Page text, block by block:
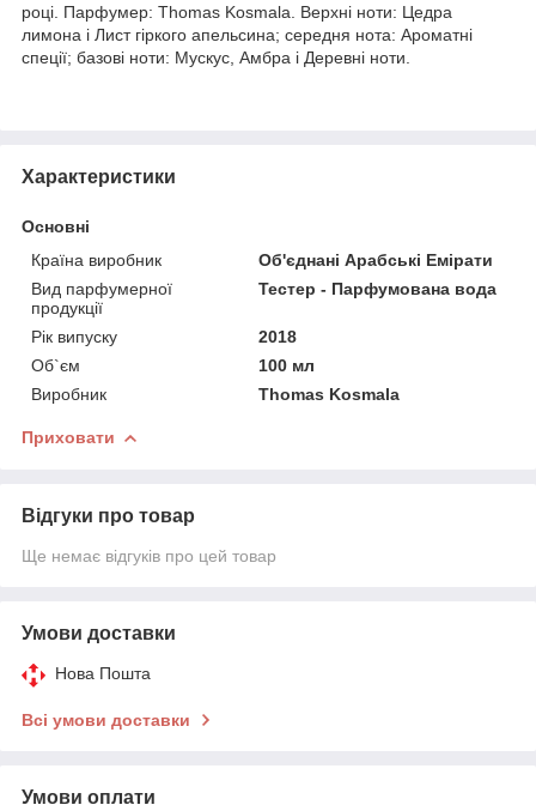
році. Парфумер: Thomas Kosmala. Верхні ноти: Цедра
лимона і Лист гіркого апельсина; середня нота: Ароматні
спеції; базові ноти: Мускус, Амбра і Деревні ноти.
Характеристики
Основні
Країна виробник
Об'єднані Арабські Емірати
Вид парфумерної
продукції
Тестер - Парфумована вода
Рік випуску
2018
Об`єм
100 мл
Виробник
Thomas Kosmala
Приховати
Відгуки про товар
Ще немає відгуків про цей товар
Умови доставки
Нова Пошта
Всі умови доставки
Умови оплати